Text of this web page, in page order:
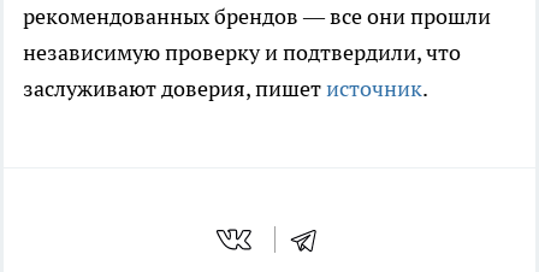
рекомендованных брендов — все они прошли
независимую проверку и подтвердили, что
заслуживают доверия, пишетисточник.